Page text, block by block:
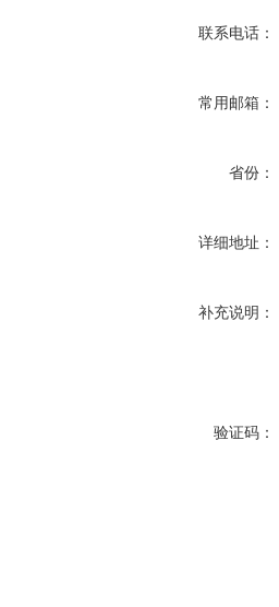
联系电话：
常用邮箱：
省份：
详细地址：
补充说明：
验证码：